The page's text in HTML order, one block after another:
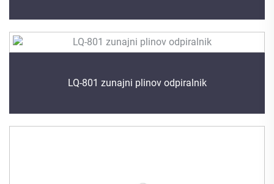
LQ-801 zunajni plinov odpiralnik